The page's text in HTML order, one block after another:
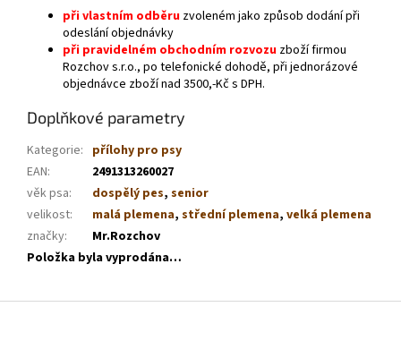
při vlastním odběru zvoleném jako způsob dodání při
odeslání objednávky
při pravidelném obchodním rozvozu zboží firmou
Rozchov s.r.o., po telefonické dohodě, při jednorázové
objednávce zboží nad 3500,-Kč s DPH.
Doplňkové parametry
Kategorie: přílohy pro psy
EAN:
2491313260027
věk psa: dospělý pes, senior
velikost: malá plemena, střední plemena, velká plemena
značky:
Mr.Rozchov
Položka byla vyprodána…